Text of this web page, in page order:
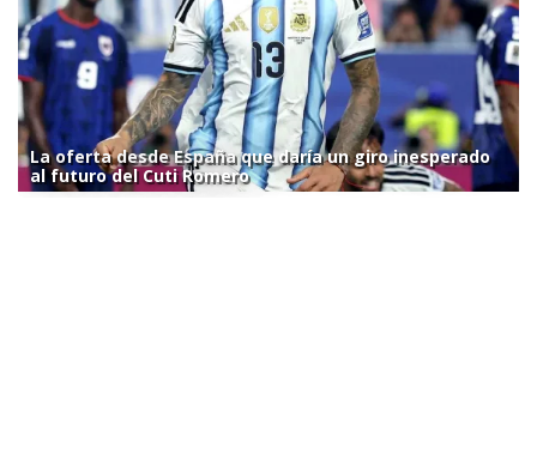
La oferta desde España que daría un giro inesperado
al futuro del Cuti Romero